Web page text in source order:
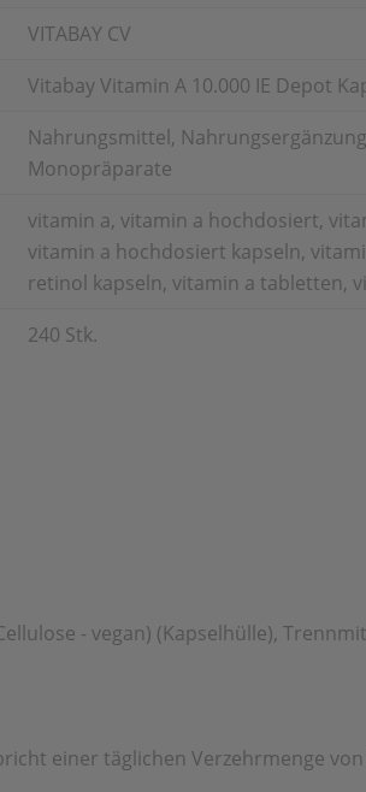
VITABAY CV
Vitabay Vitamin A 10.000 IE Depot
Nahrungsmittel,
Monopräparate
vitamin a, vitamin a hochdosiert,
vitamin a hochdosiert kapseln,
retinol kapseln, vitamin a tabletten,
240 Stk.
- vegan) (Kapselhülle),
einer täglichen Verzehrmenge von